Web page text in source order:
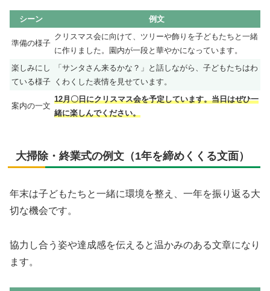
シーン 例文
準備の様子
クリスマス会に向けて、ツリーや飾りを子どもたちと一緒
に作りました。園内が一段と華やかになっています。
楽しみにし
ている様子
「サンタさん来るかな？」と話しながら、子どもたちはわ
くわくした表情を見せています。
案内の一文
12月〇日にクリスマス会を予定しています。当日はぜひ一
緒に楽しんでください。
大掃除・終業式の例文（1年を締めくくる文面）
年末は子どもたちと一緒に環境を整え、一年を振り返る大
切な機会です。
協力し合う姿や達成感を伝えると温かみのある文章になり
ます。